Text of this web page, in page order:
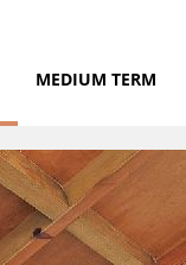
MEDIUM TERM